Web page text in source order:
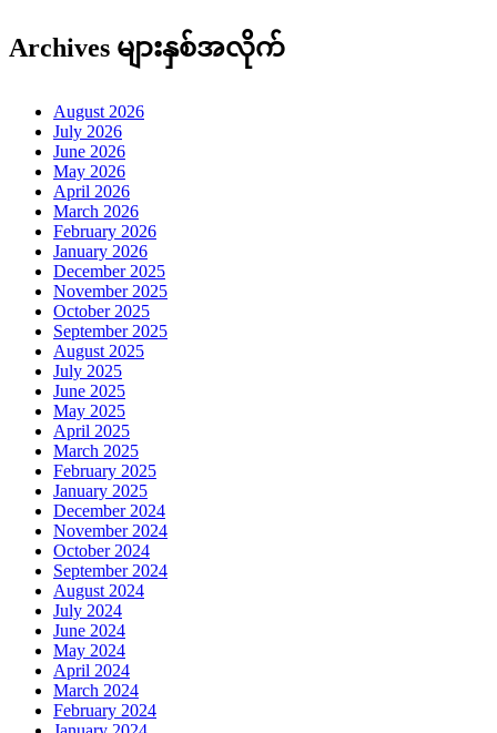
Archives များနှစ်အလိုက်
August 2026
July 2026
June 2026
May 2026
April 2026
March 2026
February 2026
January 2026
December 2025
November 2025
October 2025
September 2025
August 2025
July 2025
June 2025
May 2025
April 2025
March 2025
February 2025
January 2025
December 2024
November 2024
October 2024
September 2024
August 2024
July 2024
June 2024
May 2024
April 2024
March 2024
February 2024